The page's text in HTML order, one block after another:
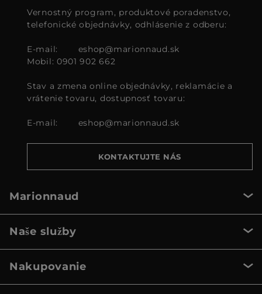
Vernostný program, produktové poradenstvo,
telefonické objednávky, odhlásenie z odberu:
E-mail:
eshop@marionnaud.sk
Mobil: 0901 902 662
Stav a zmena online objednávky, reklamácie a
vrátenie tovaru, dostupnosť tovaru:
E-mail: eshop@marionnaud.sk
KONTAKTUJTE NÁS
Marionnaud
Naše služby
Nakupovanie